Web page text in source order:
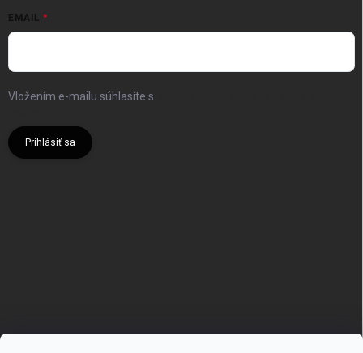
EMAIL
Vložením e-mailu súhlasíte s
Prihlásiť sa